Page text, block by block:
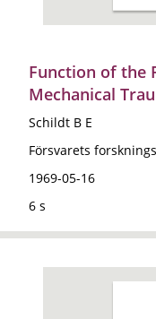
Function of the
Mechanical
Schildt B E
Försvarets
1969-05-16
6 s